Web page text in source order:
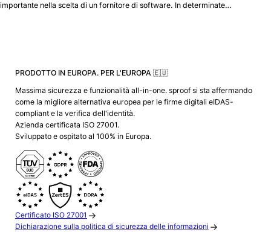
importante nella scelta di un fornitore di software. In determinate…
PRODOTTO IN EUROPA. PER L'EUROPA 🇪🇺
Massima sicurezza e funzionalità all-in-one. sproof si sta affermando
come la migliore alternativa europea per le firme digitali eIDAS-
compliant e la verifica dell'identità.
Azienda certificata ISO 27001.
Sviluppato e ospitato al 100% in Europa.
Certificato ISO 27001
Dichiarazione sulla politica di sicurezza delle informazioni